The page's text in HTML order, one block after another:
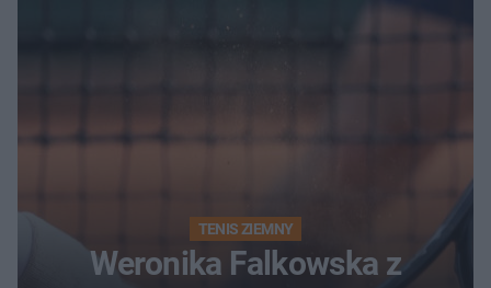
TENIS ZIEMNY
Weronika Falkowska z